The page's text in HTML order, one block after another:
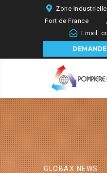
Zone
Fort de France
Email:
GLOBAX NEWS